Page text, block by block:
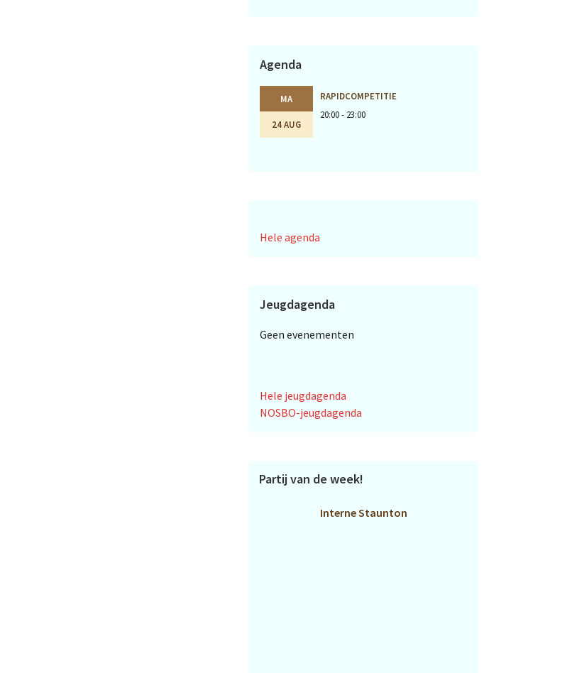
Agenda
MA
24 AUG
RAPIDCOMPETITIE
20:00 - 23:00
Hele agenda
Jeugdagenda
Geen evenementen
Hele jeugdagenda
NOSBO-jeugdagenda
Partij van de week!
Interne Staunton